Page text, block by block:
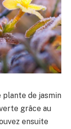
plante de jasmin
grâce au
ensuite